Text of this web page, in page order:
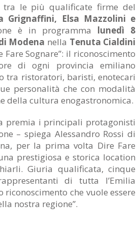
le più qualificate firme del
Grignaffini, Elsa Mazzolini e
è in programma lunedì 8
Modena nella Tenuta Cialdini
Sognare”: il riconoscimento
di ogni provincia emiliano
tra ristoratori, baristi, enotecari
personalità che con modalità
della cultura enogastronomica.
premia i principali protagonisti
– spiega Alessandro Rossi di
per la prima volta Dire Fare
prestigiosa e storica location
Giuria qualificata, cinque
di tutta l’Emilia
che vuole essere
nostra regione”.